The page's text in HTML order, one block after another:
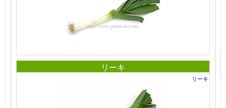
リーキ
リーキ